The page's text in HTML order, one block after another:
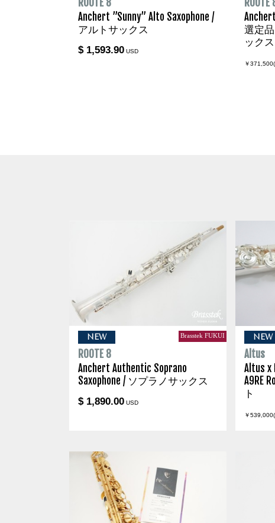
Anchert ”Sunny” Alto Saxophone /
アルトサックス
$ 1,593.90 USD
選定品
ックス
￥
NEW Brasstek FUKUI
ROOTE 8
Anchert Authentic Soprano
Saxophone / ソプラノサックス
$ 1,890.00 USD
NEW
Altus
Altus x
A9RE
ト
￥